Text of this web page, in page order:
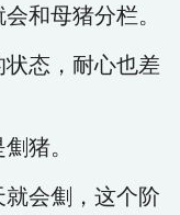
和母猪分栏。
态，耐心也差
猪。
会劁，这个阶